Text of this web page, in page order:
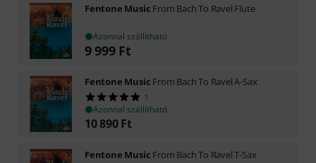
Fentone Music From Bach To Ravel Flute
Azonnal szállítható
9 999 Ft
Fentone Music From Bach To Ravel A-Sax
1
Azonnal szállítható
10 890 Ft
Fentone Music From Bach To Ravel T-Sax